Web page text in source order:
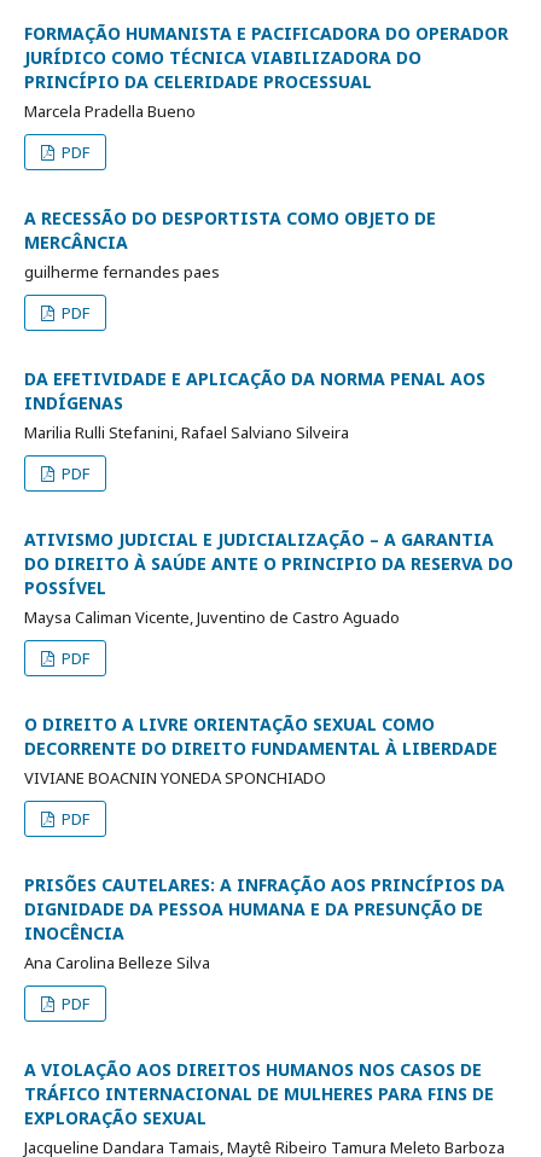
FORMAÇÃO HUMANISTA E PACIFICADORA DO OPERADOR
JURÍDICO COMO TÉCNICA VIABILIZADORA DO
PRINCÍPIO DA CELERIDADE PROCESSUAL
Marcela Pradella Bueno
PDF
A RECESSÃO DO DESPORTISTA COMO OBJETO DE
MERCÂNCIA
guilherme fernandes paes
PDF
DA EFETIVIDADE E APLICAÇÃO DA NORMA PENAL AOS
INDÍGENAS
Marilia Rulli Stefanini, Rafael Salviano Silveira
PDF
ATIVISMO JUDICIAL E JUDICIALIZAÇÃO – A GARANTIA
DO DIREITO À SAÚDE ANTE O PRINCIPIO DA RESERVA DO
POSSÍVEL
Maysa Caliman Vicente, Juventino de Castro Aguado
PDF
O DIREITO A LIVRE ORIENTAÇÃO SEXUAL COMO
DECORRENTE DO DIREITO FUNDAMENTAL À LIBERDADE
VIVIANE BOACNIN YONEDA SPONCHIADO
PDF
PRISÕES CAUTELARES: A INFRAÇÃO AOS PRINCÍPIOS DA
DIGNIDADE DA PESSOA HUMANA E DA PRESUNÇÃO DE
INOCÊNCIA
Ana Carolina Belleze Silva
PDF
A VIOLAÇÃO AOS DIREITOS HUMANOS NOS CASOS DE
TRÁFICO INTERNACIONAL DE MULHERES PARA FINS DE
EXPLORAÇÃO SEXUAL
Jacqueline Dandara Tamais, Maytê Ribeiro Tamura Meleto Barboza